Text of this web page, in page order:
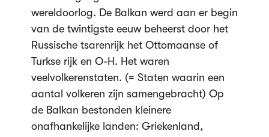
wereldoorlog. De Balkan werd aan er begin
van de twintigste eeuw beheerst door het
Russische tsarenrijk het Ottomaanse of
Turkse rijk en O-H. Het waren
veelvolkerenstaten. (= Staten waarin een
aantal volkeren zijn samengebracht) Op
de Balkan bestonden kleinere
onafhankelijke landen: Griekenland,